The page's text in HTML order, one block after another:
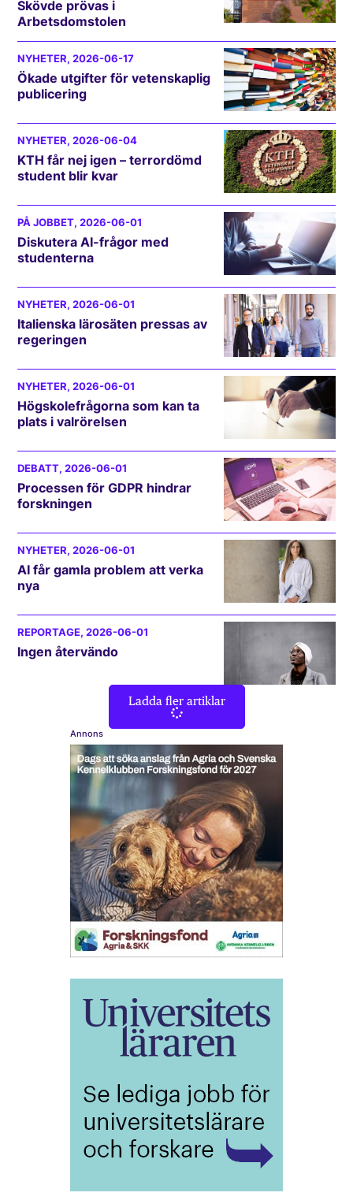
Skövde prövas i
Arbetsdomstolen
NYHETER, 2026-06-17
Ökade utgifter för vetenskaplig
publicering
NYHETER, 2026-06-04
KTH får nej igen – terrordömd
student blir kvar
PÅ JOBBET, 2026-06-01
Diskutera AI-frågor med
studenterna
NYHETER, 2026-06-01
Italienska lärosäten pressas av
regeringen
NYHETER, 2026-06-01
Högskolefrågorna som kan ta
plats i valrörelsen
DEBATT, 2026-06-01
Processen för GDPR hindrar
forskningen
NYHETER, 2026-06-01
AI får gamla problem att verka
nya
REPORTAGE, 2026-06-01
Ingen återvändo
Ladda fler artiklar
Annons